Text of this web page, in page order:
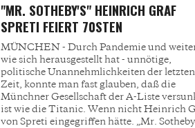
"MR. SOTHEBY'S" HEINRICH GRAF
SPRETI FEIERT 70STEN
MÜNCHEN - Durch Pandemie und
wie sich herausgestellt hat - unnötige,
politische Unannehmlichkeiten der letzten
Zeit, konnte man fast glauben, daß die
Münchner Gesellschaft der A-Liste
ist wie die Titanic. Wenn nicht Heinrich
von Spreti eingegriffen hätte. „Mr.